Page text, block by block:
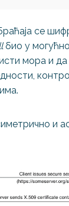
се
био у
мора и
и